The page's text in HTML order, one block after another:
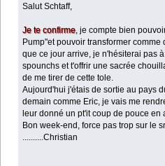
Salut Schtaff,
Je te confirme, je compte bien
Pump"et pouvoir transformer
que ce jour arrive, je n'hésiterai pas
spounchs et t'offrir une sacrée
de me tirer de cette tole.
Aujourd'hui j'étais de sortie au pays
demain comme Eric, je vais me
leur donné un pt'it coup de pouce en
Bon week-end, force pas trop sur le
..........Christian